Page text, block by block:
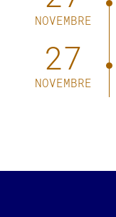
NOVEMBRE
27
NOVEMBRE